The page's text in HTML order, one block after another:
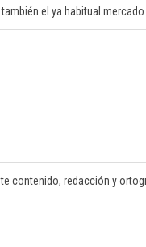
el ya habitual
contenido, redacción y